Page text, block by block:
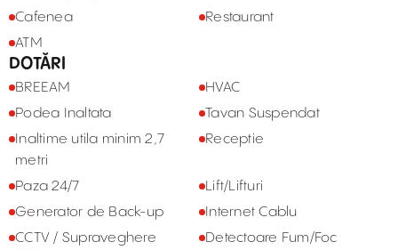
Cafenea
Restaurant
ATM
DOTĂRI
BREEAM
HVAC
Podea Inaltata
Tavan Suspendat
Inaltime utila minim 2,7
metri
Receptie
Paza 24/7
Lift/Lifturi
Generator de Back-up
Internet Cablu
CCTV / Supraveghere
Detectoare Fum/Foc